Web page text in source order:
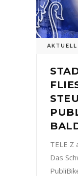
TELE Z
Das